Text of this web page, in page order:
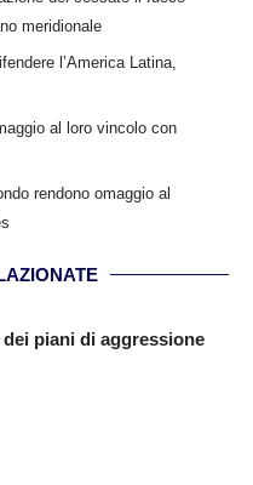
meridionale
l’America Latina,
al loro vincolo con
rendono omaggio al
piani di aggressione